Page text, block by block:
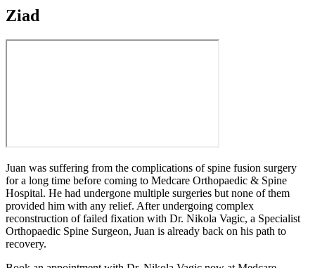
Ziad
Juan was suffering from the complications of spine fusion surgery
for a long time before coming to Medcare Orthopaedic & Spine
Hospital. He had undergone multiple surgeries but none of them
provided him with any relief. After undergoing complex
reconstruction of failed fixation with Dr. Nikola Vagic, a Specialist
Orthopaedic Spine Surgeon, Juan is already back on his path to
recovery.